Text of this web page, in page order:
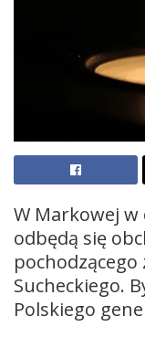
W Markowej
odbędą się
Sucheckiego.
Polskiego